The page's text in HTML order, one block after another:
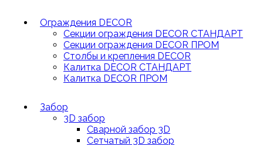
Ограждения DECOR
Секции ограждения DECOR СТАНДАРТ
Секции ограждения DECOR ПРОМ
Столбы и крепления DECOR
Калитка DECOR СТАНДАРТ
Калитка DECOR ПРОМ
Забор
3D забор
Сварной забор 3D
Сетчатый 3D забор